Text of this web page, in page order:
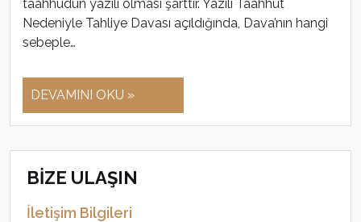
taahhüdün yazılı olması şarttır. Yazılı Taahhüt
Nedeniyle Tahliye Davası açıldığında, Dava’nın hangi
sebeple…
DEVAMINI OKU »
BİZE ULAŞIN
İletişim Bilgileri